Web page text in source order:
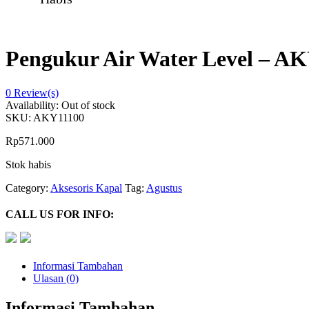
Pengukur Air Water Level –
0 Review(s)
Availability: Out of stock
SKU: AKY11100
Rp571.000
Stok habis
Category: Aksesoris Kapal Tag: Agustus
CALL US FOR INFO:
Informasi Tambahan
Ulasan (0)